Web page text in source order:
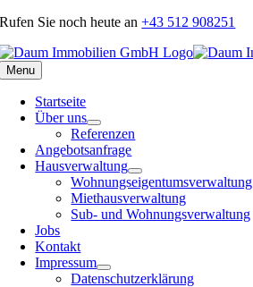
Skip
content
Rufen Sie noch heute an+43 512 908251
Menu
Startseite
Über uns
Referenzen
Angebotsanfrage
Hausverwaltung
Wohnungseigentumsverwaltung
Miethausverwaltung
Sub- und Wohnungsverwaltung
Jobs
Kontakt
Impressum
Datenschutzerklärung